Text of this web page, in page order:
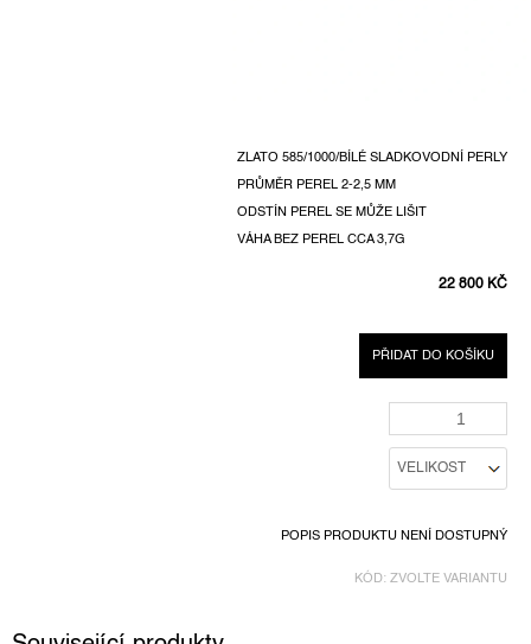
22 800 KČ
CENA:
PŘIDAT DO KOŠÍKU
ZLATO 585/1000/BÍLÉ SLADKOVODNÍ PERLY
PRŮMĚR PEREL 2-2,5 MM
ODSTÍN PEREL SE MŮŽE LIŠIT
VÁHA BEZ PEREL CCA 3,7G
POPIS PRODUKTU NENÍ DOSTUPNÝ
KÓD: ZVOLTE VARIANTU